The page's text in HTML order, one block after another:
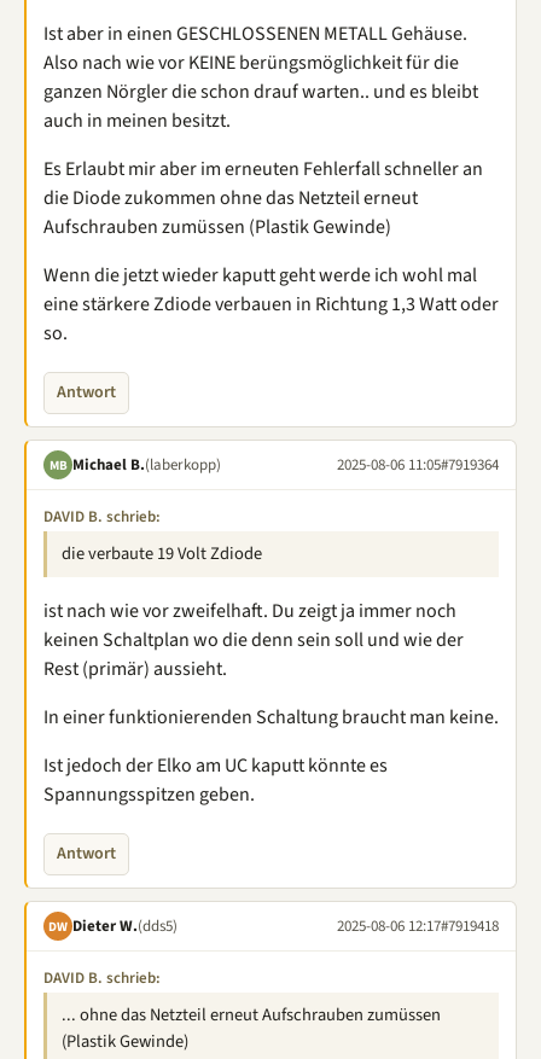
Ist aber in einen GESCHLOSSENEN METALL Gehäuse.
Also nach wie vor KEINE berüngsmöglichkeit für die
ganzen Nörgler die schon drauf warten.. und es bleibt
auch in meinen besitzt.
Es Erlaubt mir aber im erneuten Fehlerfall schneller an
die Diode zukommen ohne das Netzteil erneut
Aufschrauben zumüssen (Plastik Gewinde)
Wenn die jetzt wieder kaputt geht werde ich wohl mal
eine stärkere Zdiode verbauen in Richtung 1,3 Watt oder
so.
Antwort
MB Michael B.(laberkopp) 2025-08-06 11:05#7919364
DAVID B. schrieb:
die verbaute 19 Volt Zdiode
ist nach wie vor zweifelhaft. Du zeigt ja immer noch
keinen Schaltplan wo die denn sein soll und wie der
Rest (primär) aussieht.
In einer funktionierenden Schaltung braucht man keine.
Ist jedoch der Elko am UC kaputt könnte es
Spannungsspitzen geben.
Antwort
DW Dieter W.(dds5) 2025-08-06 12:17#7919418
DAVID B. schrieb:
... ohne das Netzteil erneut Aufschrauben zumüssen
(Plastik Gewinde)